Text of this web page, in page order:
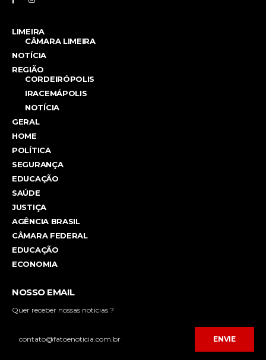
LIMEIRA
CÂMARA LIMEIRA
NOTÍCIA
REGIÃO
CORDEIRÓPOLIS
IRACEMÁPOLIS
NOTÍCIA
GERAL
HOME
POLÍTICA
SEGURANÇA
EDUCAÇÃO
SAÚDE
JUSTIÇA
AGÊNCIA BRASIL
CÂMARA FEDERAL
EDUCAÇÃO
ECONOMIA
NOSSO EMAIL
Quer receber nossas noticias ?
ENVIE